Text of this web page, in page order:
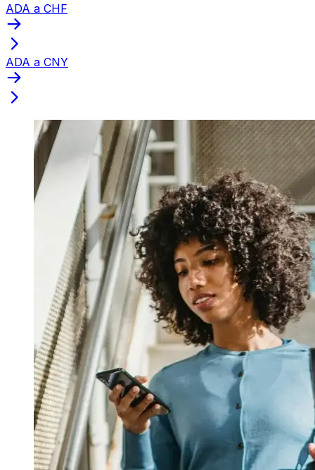
ADA a CHF
ADA a CNY